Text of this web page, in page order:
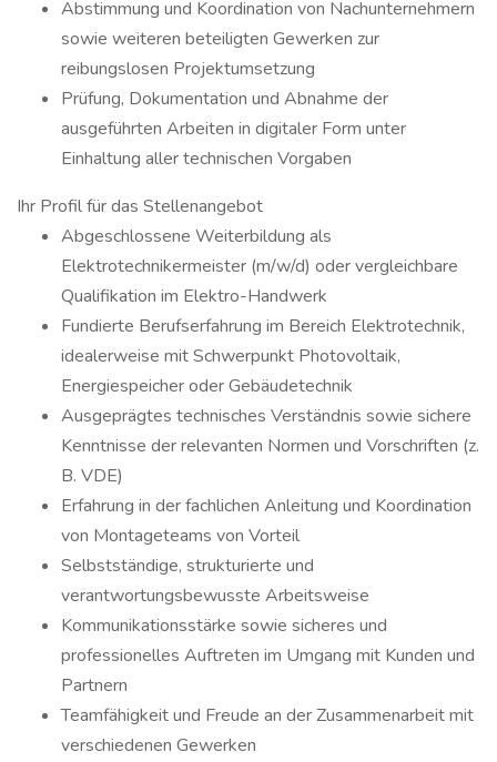
Abstimmung und Koordination von Nachunternehmern
sowie weiteren beteiligten Gewerken zur
reibungslosen Projektumsetzung
Prüfung, Dokumentation und Abnahme der
ausgeführten Arbeiten in digitaler Form unter
Einhaltung aller technischen Vorgaben
Ihr Profil für das Stellenangebot
Abgeschlossene Weiterbildung als
Elektrotechnikermeister (m/w/d) oder vergleichbare
Qualifikation im Elektro-Handwerk
Fundierte Berufserfahrung im Bereich Elektrotechnik,
idealerweise mit Schwerpunkt Photovoltaik,
Energiespeicher oder Gebäudetechnik
Ausgeprägtes technisches Verständnis sowie sichere
Kenntnisse der relevanten Normen und Vorschriften (z.
B. VDE)
Erfahrung in der fachlichen Anleitung und Koordination
von Montageteams von Vorteil
Selbstständige, strukturierte und
verantwortungsbewusste Arbeitsweise
Kommunikationsstärke sowie sicheres und
professionelles Auftreten im Umgang mit Kunden und
Partnern
Teamfähigkeit und Freude an der Zusammenarbeit mit
verschiedenen Gewerken